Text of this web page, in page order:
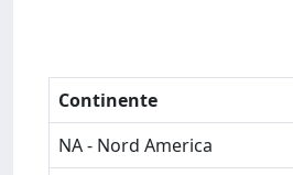
Continente
NA - Nord America